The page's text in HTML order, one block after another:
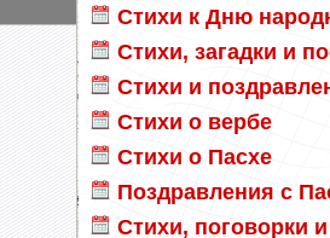
Стихи к Дню
Стихи, загадки и
Стихи и
Стихи о вербе
Стихи о Пасхе
Поздравления с
Стихи, поговорки